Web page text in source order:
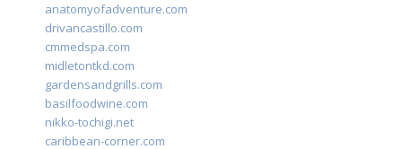
anatomyofadventure.com
drivancastillo.com
cmmedspa.com
midletontkd.com
gardensandgrills.com
basilfoodwine.com
nikko-tochigi.net
caribbean-corner.com